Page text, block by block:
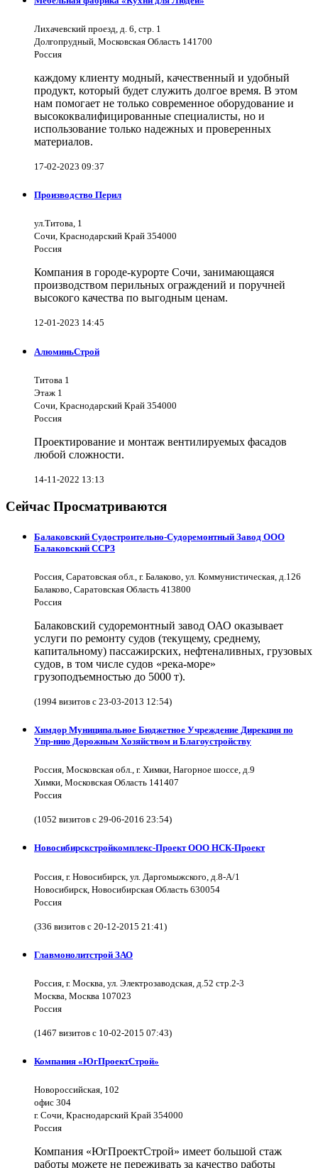
Лихачевский проезд, д. 6, стр. 1
Долгопрудный, Московская Область 141700
Россия
каждому клиенту модный, качественный и удобный
продукт, который будет служить долгое время. В этом
нам помогает не только современное оборудование и
высококвалифицированные специалисты, но и
использование только надежных и проверенных
материалов.
17-02-2023 09:37
Производство Перил
ул.Титова, 1
Сочи, Краснодарский Край 354000
Россия
Компания в городе-курорте Сочи, занимающаяся
производством перильных ограждений и поручней
высокого качества по выгодным ценам.
12-01-2023 14:45
АлюминьСтрой
Титова 1
Этаж 1
Сочи, Краснодарский Край 354000
Россия
Проектирование и монтаж вентилируемых фасадов
любой сложности.
14-11-2022 13:13
Сейчас Просматриваются
Балаковский Судостроительно-Судоремонтный Завод ООО
Балаковский ССРЗ
Россия, Саратовская обл., г. Балаково, ул. Коммунистическая, д.126
Балаково, Саратовская Область 413800
Россия
Балаковский судоремонтный завод ОАО оказывает
услуги по ремонту судов (текущему, среднему,
капитальному) пассажирских, нефтеналивных, грузовых
судов, в том числе судов «река-море»
грузоподъемностью до 5000 т).
(1994 визитов с 23-03-2013 12:54)
Химдор Муниципальное Бюджетное Учреждение Дирекция по
Упр-нию Дорожным Хозяйством и Благоустройству
Россия, Московская обл., г. Химки, Нагорное шоссе, д.9
Химки, Московская Область 141407
Россия
(1052 визитов с 29-06-2016 23:54)
Новосибирскстройкомплекс-Проект ООО НСК-Проект
Россия, г. Новосибирск, ул. Даргомыжского, д.8-А/1
Новосибирск, Новосибирская Область 630054
Россия
(336 визитов с 20-12-2015 21:41)
Главмонолитстрой ЗАО
Россия, г. Москва, ул. Электрозаводская, д.52 стр.2-3
Москва, Москва 107023
Россия
(1467 визитов с 10-02-2015 07:43)
Компания «ЮгПроектСтрой»
Новороссийская, 102
офис 304
г. Сочи, Краснодарский Край 354000
Россия
Компания «ЮгПроектСтрой» имеет большой стаж
работы можете не переживать за качество работы